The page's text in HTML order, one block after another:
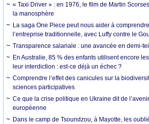
« Taxi Driver » : en 1976, le film de Martin
la manosphère
La saga One Piece peut nous aider à
l’entreprise traditionnelle, avec Luffy contre le
Transparence salariale : une avancée en demi-
En Australie, 85 % des enfants utilisent encore
leur interdiction : est-ce déjà un échec ?
Comprendre l’effet des canicules sur la
sciences participatives
Ce que la crise politique en Ukraine dit de
européenne
Dans le camp de Tsoundzou, à Mayotte, les